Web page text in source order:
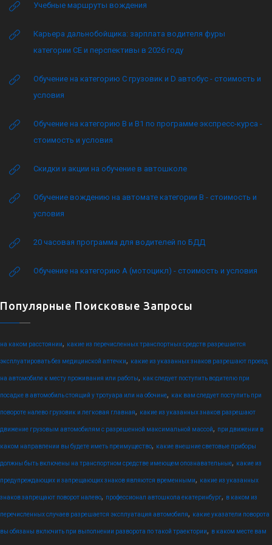
Учебные маршруты вождения
Карьера дальнобойщика: зарплата водителя фуры
категории CE и перспективы в 2026 году
Обучение на категорию C грузовик и D автобус - стоимость и
условия
Обучение на категорию B и B1 по программе экспресс-курса -
стоимость и условия
Скидки и акции на обучение в автошколе
Обучение вождению на автомате категории B - стоимость и
условия
20 часовая программа для водителей по БДД
Обучение на категорию А (мотоцикл) - стоимость и условия
Популярные Поисковые Запросы
на каком расстоянии, какие из перечисленных транспортных средств разрешается
эксплуатировать без медицинской аптечки, какие из указанных знаков разрешают проезд
на автомобиле к месту проживания или работы, как следует поступить водителю при
посадке в автомобиль стоящий у тротуара или на обочине, как вам следует поступить при
повороте налево грузовик и легковая главная, какие из указанных знаков разрешают
движение грузовым автомобилям с разрешенной максимальной массой, при движении в
каком направлении вы будете иметь преимущество, какие внешние световые приборы
должны быть включены на транспортном средстве имеющем опознавательные, какие из
предупреждающих и запрещающих знаков являются временными, какие из указанных
знаков запрещают поворот налево, профессионал автошкола екатеринбург, в каком из
перечисленных случаев разрешается эксплуатация автомобиля, какие указатели поворота
вы обязаны включить при выполнении разворота по такой траектории, в каком месте вам